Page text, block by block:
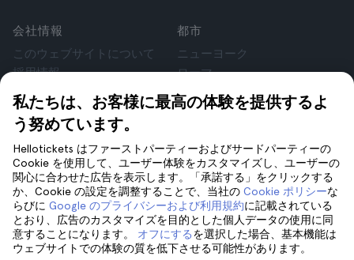
私たちは、お客様に最高の体験を提供するよ
う努めています。
Hellotickets はファーストパーティーおよびサードパーティーの
Cookie を使用して、ユーザー体験をカスタマイズし、ユーザーの
関心に合わせた広告を表示します。「承諾する」をクリックする
か、Cookie の設定を調整することで、当社の Cookie ポリシーな
らびに Google のプライバシーおよび利用規約に記載されている
とおり、広告のカスタマイズを目的とした個人データの使用に同
意することになります。 オフにするを選択した場合、基本機能は
ウェブサイトでの体験の質を低下させる可能性があります。
会社情報
このウェブサイトについて
採用情報
アフィリエイト
お客様の声
個人情報保護方針
利用規約
法律相談
cookie
都市
ニューヨーク
ローマ
パリ
ロンドン
クラクフ
テネリフェ
サポート
サポート
フォローしてください